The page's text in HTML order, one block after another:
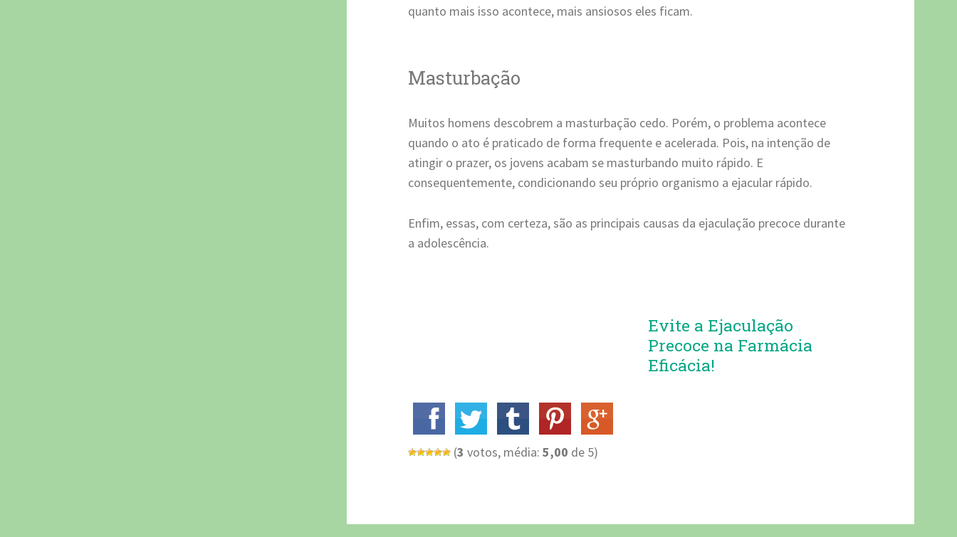
quanto mais isso acontece, mais ansiosos eles ficam.
Masturbação
Muitos homens descobrem a masturbação cedo. Porém, o problema acontece
quando o ato é praticado de forma frequente e acelerada. Pois, na intenção de
atingir o prazer, os jovens acabam se masturbando muito rápido. E
consequentemente, condicionando seu próprio organismo a ejacular rápido.
Enfim, essas, com certeza, são as principais causas da ejaculação precoce durante
a adolescência.
Evite a Ejaculação
Precoce na Farmácia
Eficácia!
(3 votos, média:5,00 de 5)